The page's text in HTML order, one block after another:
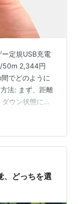
定規USB充電
50m 2,344円
でどのように
法: まず、距離
ウン状態にし
えたいユニッ
放します。 仕
品カラー: グレ
クスサイズ:
、どっちを選